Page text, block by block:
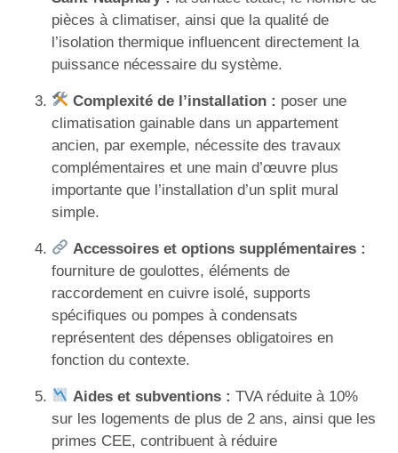
pièces à climatiser, ainsi que la qualité de
l’isolation thermique influencent directement la
puissance nécessaire du système.
Complexité de l’installation : poser une
climatisation gainable dans un appartement
ancien, par exemple, nécessite des travaux
complémentaires et une main d’œuvre plus
importante que l’installation d’un split mural
simple.
Accessoires et options supplémentaires :
fourniture de goulottes, éléments de
raccordement en cuivre isolé, supports
spécifiques ou pompes à condensats
représentent des dépenses obligatoires en
fonction du contexte.
Aides et subventions : TVA réduite à 10%
sur les logements de plus de 2 ans, ainsi que les
primes CEE, contribuent à réduire